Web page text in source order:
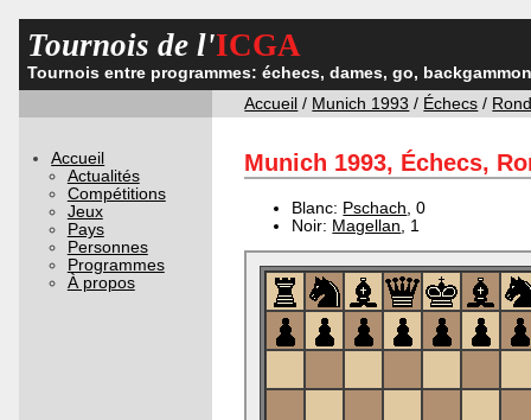
Tournois de l'ICGA
Tournois entre programmes: échecs, dames, go,
Accueil / Munich 1993 / Échecs /
Accueil
Actualités
Compétitions
Jeux
Pays
Personnes
Programmes
À propos
Munich 1993, Échecs,
Blanc: Pschach , 0
Noir: Magellan , 1